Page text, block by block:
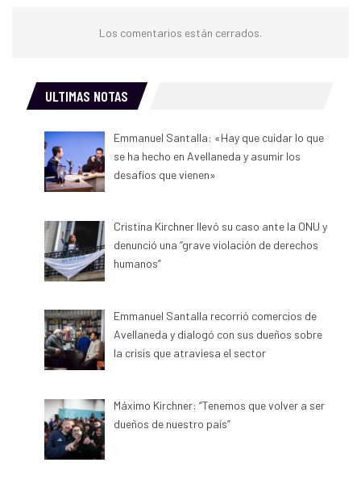
Los comentarios están cerrados.
ULTIMAS NOTAS
Emmanuel Santalla: «Hay que cuidar lo que
se ha hecho en Avellaneda y asumir los
desafíos que vienen»
Cristina Kirchner llevó su caso ante la ONU y
denunció una “grave violación de derechos
humanos”
Emmanuel Santalla recorrió comercios de
Avellaneda y dialogó con sus dueños sobre
la crisis que atraviesa el sector
Máximo Kirchner: “Tenemos que volver a ser
dueños de nuestro país”